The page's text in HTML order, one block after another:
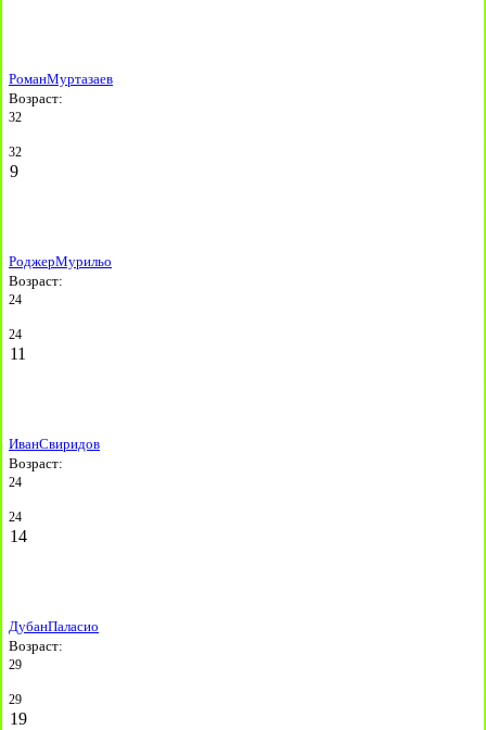
РоманМуртазаев
Возраст:
32
32
9
РоджерМурильо
Возраст:
24
24
11
ИванСвиридов
Возраст:
24
24
14
ДубанПаласио
Возраст:
29
29
19